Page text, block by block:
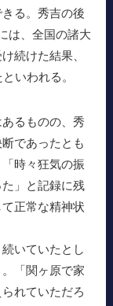
る。秀吉の後
は、全国の諸大
続けた結果、
いわれる。
るものの、秀
であったとも
時々狂気の振
」と記録に残
正常な精神状
いていたとし
「関ヶ原で家
れていただろ